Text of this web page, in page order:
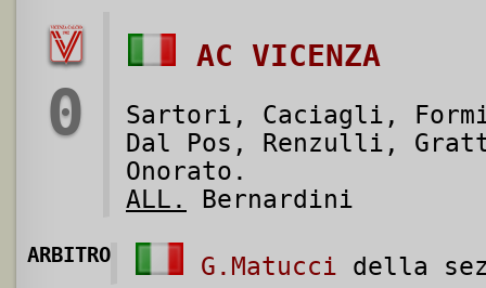
0
AC VICENZA
Sartori, Caciagli,
Dal Pos, Renzulli,
Onorato.
ALL.
Bernardini
ARBITRO G.Matucci della